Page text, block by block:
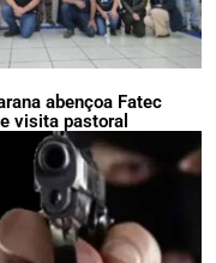
abençoa Fatec
visita pastoral